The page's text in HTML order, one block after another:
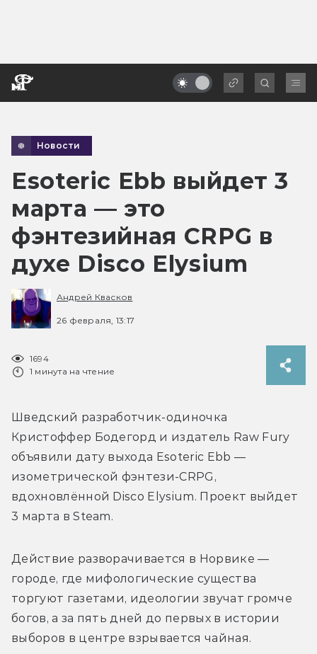
Новости
Esoteric Ebb выйдет 3
марта — это
фэнтезийная CRPG в
духе Disco Elysium
Андрей Квасков
26 февраля, 13:17
1694
1 минута на чтение
Шведский разработчик-одиночка
Кристоффер Бодегорд и издатель Raw Fury
объявили дату выхода Esoteric Ebb —
изометрической фэнтези-CRPG,
вдохновлённой Disco Elysium. Проект выйдет
3 марта в Steam.
Действие разворачивается в Норвике —
городе, где мифологические существа
торгуют газетами, идеологии звучат громче
богов, а за пять дней до первых в истории
выборов в центре взрывается чайная.